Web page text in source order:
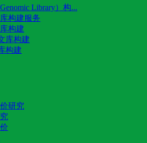
Library）构...
构建服务
构建
库构建
构建
研究